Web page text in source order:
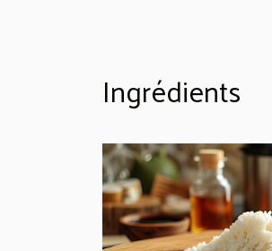
Ingrédients